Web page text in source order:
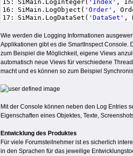
15:
16:
17:
SiMain.LogInteger( 'Index' ,
SiMain.LogObject( 'Order' ,
SiMain.LogDataSet( 'DataSet' ,
Wie werden die Logging Informationen
Applikationen gibt es die SmartInspect Console.
zum Beispiel die Möglichkeit, eigene Views
automatisch neue Views für verschiedene
macht und es können so zum Beispiel
Mit der Console können neben den Log Entries
Eigenschaften eines Objektes, Texte,
Entwicklung des Produktes
Für viele Forumsteilnehmer ist es sicherlich
in den Sprachen für das jeweilige